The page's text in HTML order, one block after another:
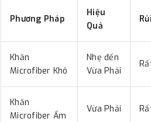
Phương Pháp
Hiệu
Quả
Khăn
Microfiber Khô
Nhẹ đến
Vừa Phải
Khăn
Microfiber Ẩm
Vừa Phải